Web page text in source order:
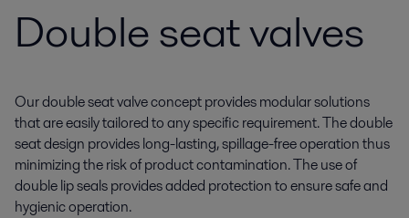
Double seat valves
Our double seat valve concept provides modular solutions
that are easily tailored to any specific requirement. The double
seat design provides long-lasting, spillage-free operation thus
minimizing the risk of product contamination. The use of
double lip seals provides added protection to ensure safe and
hygienic operation.